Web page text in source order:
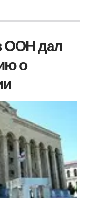
ООН дал
о